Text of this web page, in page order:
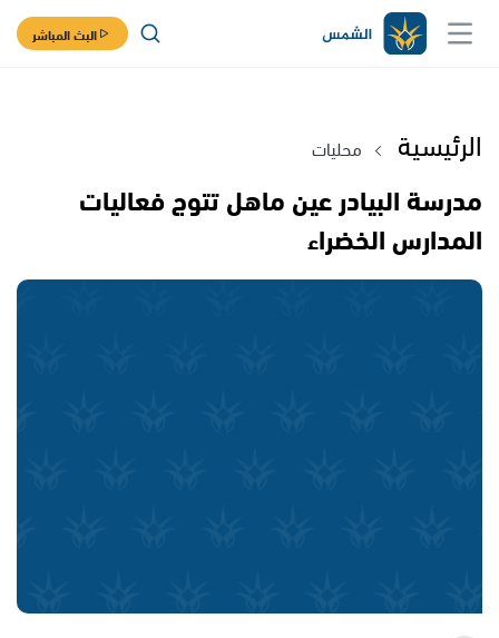
البث المباشر
الرئيسية محليات
مدرسة البيادر عين ماهل تتوج فعاليات
المدارس الخضراء